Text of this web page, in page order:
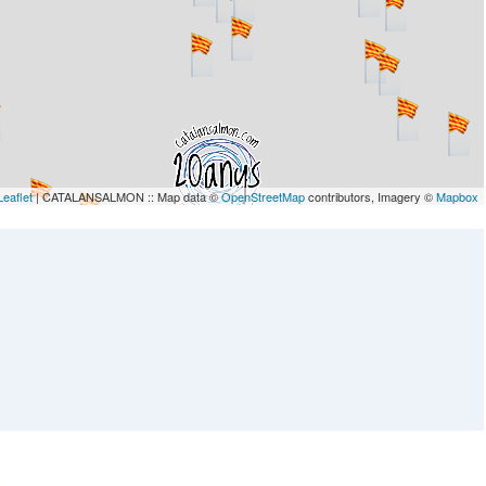
| CATALANSALMON :: Map data ©OpenStreetMapcontributors, Imagery ©Mapbox